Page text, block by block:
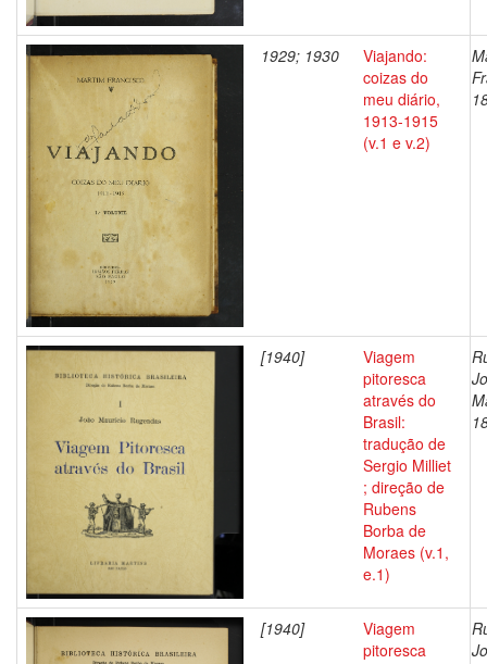
1929; 1930
Viajando:
coizas do
meu diário,
1913-1915
(v.1 e v.2)
[1940]
Viagem
pitoresca
através do
Brasil:
tradução de
Sergio Milliet
; direção de
Rubens
Borba de
Moraes (v.1,
e.1)
[1940]
Viagem
pitoresca